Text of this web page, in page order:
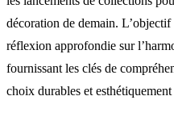
décoration de demain.
réflexion approfondie sur
fournissant les clés de
choix durables et